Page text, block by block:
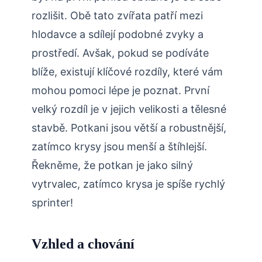
rozlišit. Obě tato zvířata patří mezi
hlodavce a sdílejí podobné zvyky a
prostředí. Avšak, pokud se podíváte
blíže, existují klíčové rozdíly, které vám
mohou pomoci lépe je poznat. První
velký rozdíl je v jejich velikosti a tělesné
stavbě. Potkani jsou větší a robustnější,
zatímco krysy jsou menší a štíhlejší.
Řekněme, že potkan je jako silný
vytrvalec, zatímco krysa je spíše rychlý
sprinter!
Vzhled a chování